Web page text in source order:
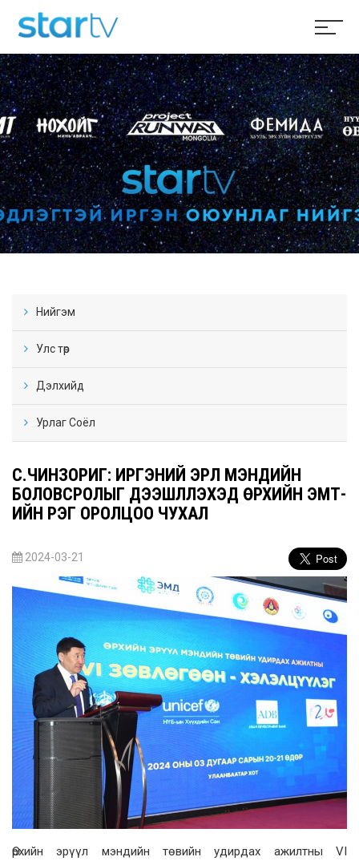
Нийгэм
Улс төр
Дэлхийд
Урлаг Соёл
С.ЧИНЗОРИГ: ИРГЭНИЙ ЭРҮҮЛ МЭНДИЙН
БОЛОВСРОЛЫГ ДЭЭШЛҮҮЛЭХЭД ӨРХИЙН ЭМТ-
ИЙН ҮҮРЭГ ОРОЛЦОО ЧУХАЛ
2024-03-21
Өрхийн эрүүл мэндийн төвийн удирдах ажилтны VI